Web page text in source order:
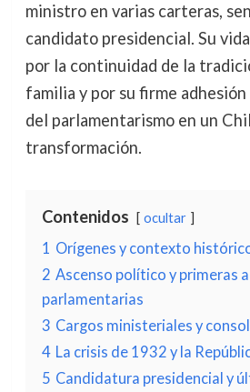
ministro en varias carteras,
candidato presidencial. Su
por la continuidad de la
familia y por su firme
del parlamentarismo en un
transformación.
Contenidos ocultar
1 Orígenes y contexto
2 Ascenso político y primeras
parlamentarias
3 Cargos ministeriales y
4 La crisis de 1932 y la
5 Candidatura presidencial y